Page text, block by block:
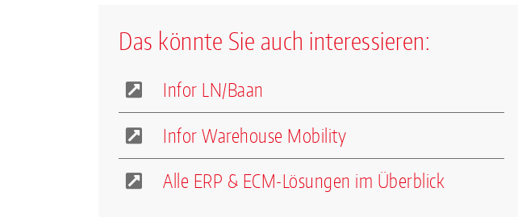
Das könnte Sie auch interessieren:
Infor LN/Baan
Infor Warehouse Mobility
Alle ERP & ECM-Lösungen im Überblick